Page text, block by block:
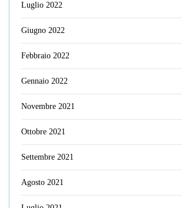
Luglio 2022
Giugno 2022
Febbraio 2022
Gennaio 2022
Novembre 2021
Ottobre 2021
Settembre 2021
Agosto 2021